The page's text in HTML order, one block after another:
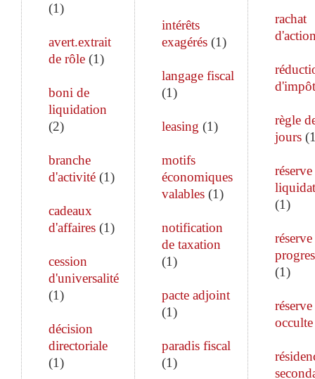
(1)
avert.extrait
de rôle (1)
boni de
liquidation
(2)
branche
d'activité (1)
cadeaux
d'affaires (1)
cession
d'universalité
(1)
décision
directoriale
(1)
intérêts
exagérés(1)
langage fiscal
(1)
leasing (1)
motifs
économiques
valables(1)
notification
de taxation
(1)
pacte adjoint
(1)
paradis fiscal
(1)
rachat
d'impôt
règle
jours(
(1)
(1)
réserve
occulte